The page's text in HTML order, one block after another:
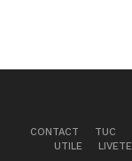
CONTACT TUC
UTILE